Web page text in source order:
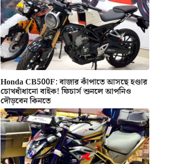
Honda CB500F: বাজার কাঁপাতে আসছে হণ্ডার
চোখধাঁধানো বাইক! ফিচার্স শুনলে আপনিও
দৌড়বেন কিনতে